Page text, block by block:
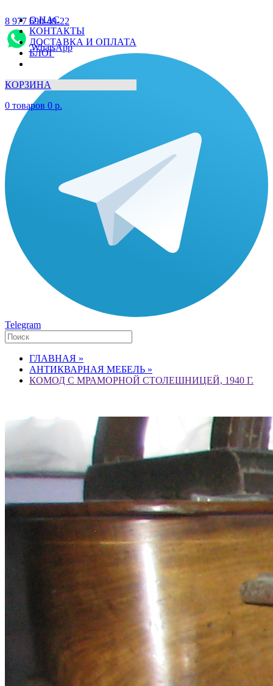
О НАС
КОНТАКТЫ
ДОСТАВКА И ОПЛАТА
БЛОГ
КОРЗИНА
0 товаров 0 р.
8 977 690-49-22
WhatsApp
Telegram
ГЛАВНАЯ »
АНТИКВАРНАЯ МЕБЕЛЬ »
КОМОД С МРАМОРНОЙ СТОЛЕШНИЦЕЙ, 1940 Г.